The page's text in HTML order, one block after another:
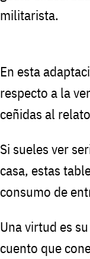
militarista.
En esta
respecto a la
ceñidas al
Si sueles ver
casa, estas
consumo de
Una virtud es
cuento que